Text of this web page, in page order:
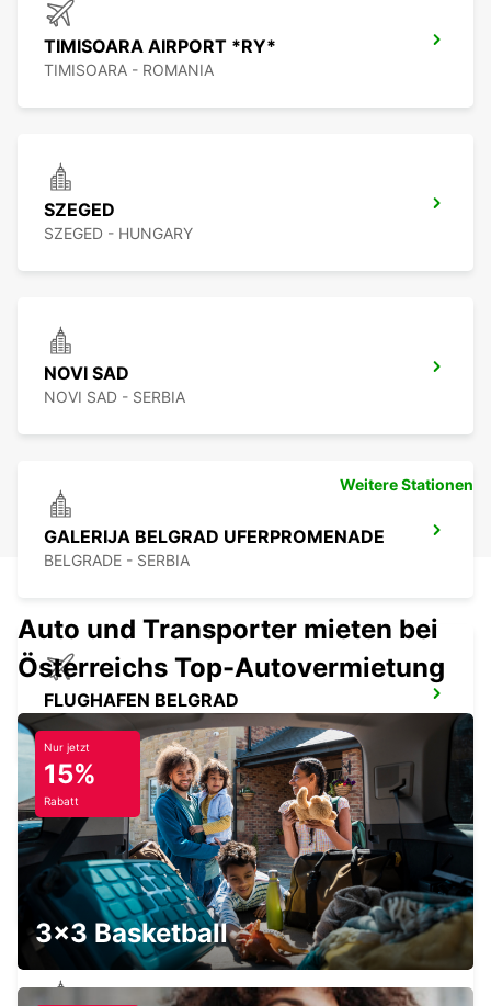
TIMISOARA AIRPORT *RY*
TIMISOARA - ROMANIA
SZEGED
SZEGED - HUNGARY
NOVI SAD
NOVI SAD - SERBIA
GALERIJA BELGRAD UFERPROMENADE
BELGRADE - SERBIA
FLUGHAFEN BELGRAD
BELGRADE - SERBIA
ORADEA FLUGHAFEN MEET & GREET
ORADEA - ROMANIA
Weitere Stationen
Auto und Transporter mieten bei
Österreichs Top-Autovermietung
Nur jetzt
15%
Rabatt
3x3 Basketball